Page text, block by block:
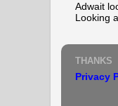
Adwait
Looking
THANKS
Privacy